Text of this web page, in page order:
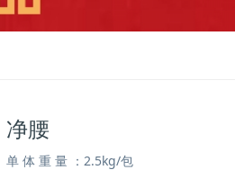
净腰
单 体 重 量 ：2.5kg/包